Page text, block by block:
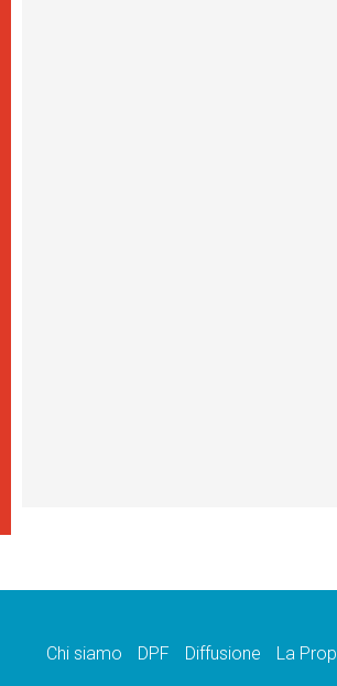
Chi siamo DPF Diffusione La